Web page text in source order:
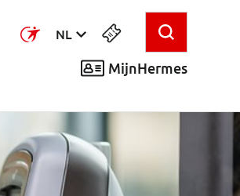
NL
MijnHermes